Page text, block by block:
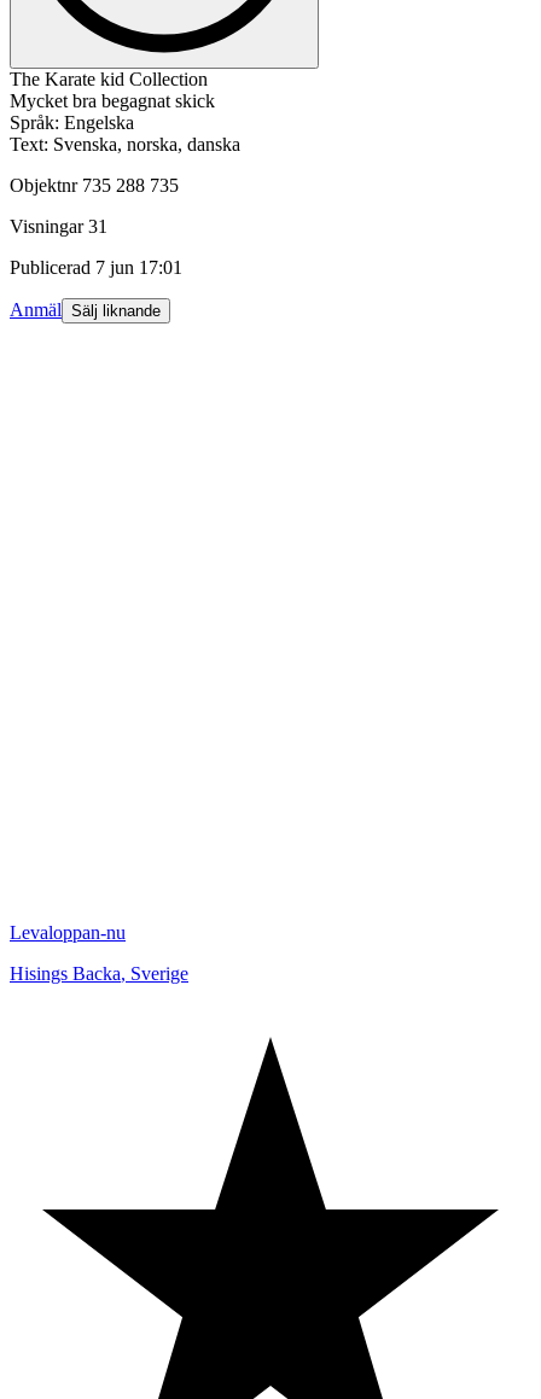
The Karate kid Collection
Mycket bra begagnat skick
Språk: Engelska
Text: Svenska, norska, danska
Objektnr 735 288 735
Visningar 31
Publicerad 7 jun 17:01
Anmäl Sälj liknande
Levaloppan-nu
Hisings Backa, Sverige